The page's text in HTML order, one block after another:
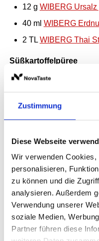
Zustimmung
Diese Webseite
Wir verwenden
personalisieren,
zu können und die
analysieren. Außerdem
Verwendung unserer
soziale Medien,
Partner führen diese
12 g WIBERG Ursalz
40 ml WIBERG
2 TL WIBERG Thai
Süßkartoffelpüree
1.5 EDA
1 TL WIBERG Ursalz
40 ml WIBERG
ml
WIBERG BIO
1 TL WIBERG Ursalz